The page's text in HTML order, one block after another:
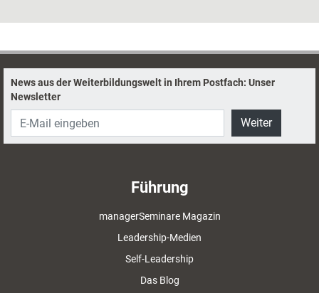
News aus der Weiterbildungswelt in Ihrem Postfach: Unser
Newsletter
Weiter
Führung
managerSeminare Magazin
Leadership-Medien
Self-Leadership
Das Blog